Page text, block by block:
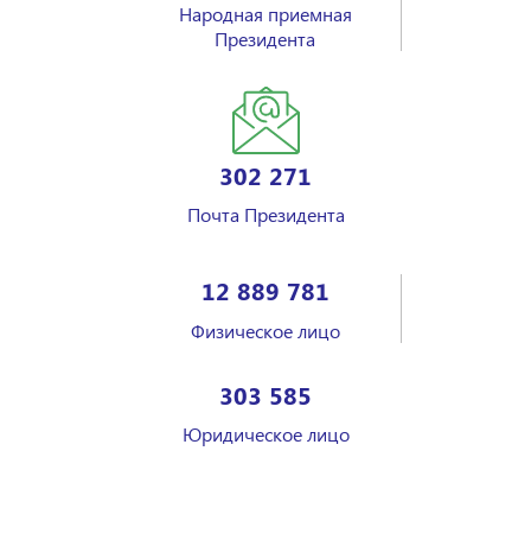
Народная приемная
Президента
302 271
Почта Президента
12 889 781
Физическое лицо
303 585
Юридическое лицо